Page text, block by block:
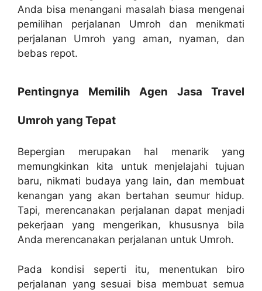
Anda bisa menangani masalah biasa mengenai
pemilihan perjalanan Umroh dan menikmati
perjalanan Umroh yang aman, nyaman, dan
bebas repot.
Pentingnya Memilih Agen Jasa Travel
Umroh yang Tepat
Bepergian merupakan hal menarik yang
memungkinkan kita untuk menjelajahi tujuan
baru, nikmati budaya yang lain, dan membuat
kenangan yang akan bertahan seumur hidup.
Tapi, merencanakan perjalanan dapat menjadi
pekerjaan yang mengerikan, khususnya bila
Anda merencanakan perjalanan untuk Umroh.
Pada kondisi seperti itu, menentukan biro
perjalanan yang sesuai bisa membuat semua